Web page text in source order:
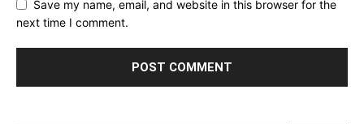
Save my name, email, and website in this browser for the
next time I comment.